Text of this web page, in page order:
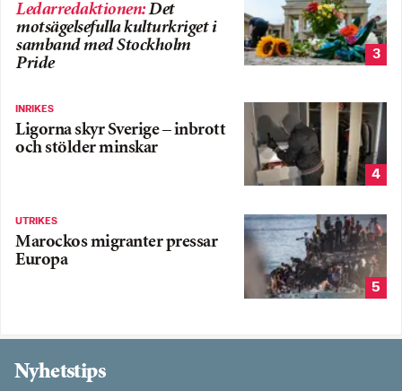
Ledarredaktionen:Det
motsägelsefulla kulturkriget i
samband med Stockholm
Pride
3
INRIKES
Ligorna skyr Sverige – inbrott
och stölder minskar
4
UTRIKES
Marockos migranter pressar
Europa
5
Nyhetstips